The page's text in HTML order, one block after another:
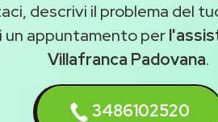
descrivi il problema del
un appuntamento per
Villafranca Padovana.
3486102520